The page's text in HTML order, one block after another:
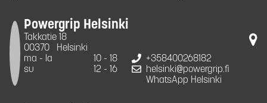
Powergrip Helsinki
Takkatie 18
00370
Helsinki
ma - la
10 - 18
su
12 - 16
+358400268182
helsinki@powergrip.fi
WhatsApp Helsinki